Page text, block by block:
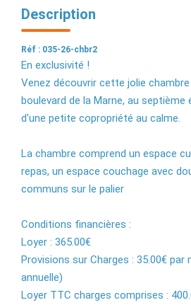
Description
Réf : 035-26-chbr2
En exclusivité !
Venez découvrir cette jolie
boulevard de la Marne, au
d'une petite copropriété au calme.
La chambre comprend un espace
repas, un espace couchage avec
communs sur le palier
Conditions financières :
Loyer : 365.00€
Provisions sur Charges : 35.00€ par
annuelle)
Loyer TTC charges comprises :